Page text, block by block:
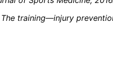
training—injury